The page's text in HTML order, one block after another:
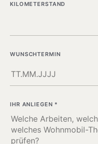
KILOMETERSTAND
WUNSCHTERMIN
IHR ANLIEGEN *